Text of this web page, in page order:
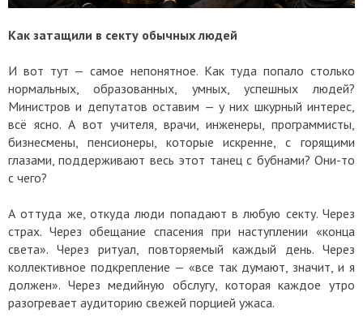
Как затащили в секту обычных людей
И вот тут — самое непонятное. Как туда попало столько
нормальных, образованных, умных, успешных людей?
Министров и депутатов оставим — у них шкурный интерес,
всё ясно. А вот учителя, врачи, инженеры, программисты,
бизнесмены, пенсионеры, которые искренне, с горящими
глазами, поддерживают весь этот танец с бубнами? Они-то
с чего?
А оттуда же, откуда люди попадают в любую секту. Через
страх. Через обещание спасения при наступлении «конца
света». Через ритуал, повторяемый каждый день. Через
коллективное подкрепление — «все так думают, значит, и я
должен». Через медийную обслугу, которая каждое утро
разогревает аудиторию свежей порцией ужаса.